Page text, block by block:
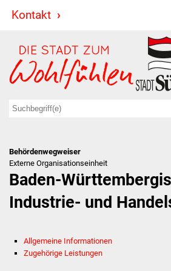
Kontakt
Stadt &
Behördenwegweiser
Externe Organisationseinheit
Baden-
Industrie- und
Allgemeine Informationen
Zugehörige Leistungen